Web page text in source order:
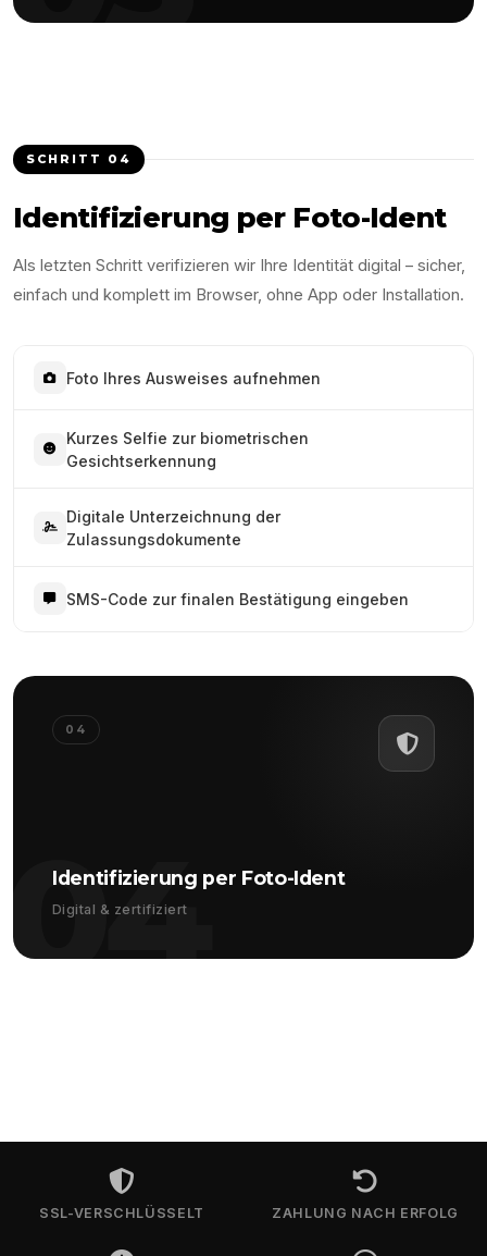
SCHRITT 04
Identifizierung per Foto-Ident
Als letzten Schritt verifizieren wir Ihre Identität digital – sicher,
einfach und komplett im Browser, ohne App oder Installation.
Foto Ihres Ausweises aufnehmen
Kurzes Selfie zur biometrischen
Gesichtserkennung
Digitale Unterzeichnung der
Zulassungsdokumente
SMS-Code zur finalen Bestätigung eingeben
04
04
Identifizierung per Foto-Ident
Digital & zertifiziert
SSL-VERSCHLÜSSELT ZAHLUNG NACH ERFOLG